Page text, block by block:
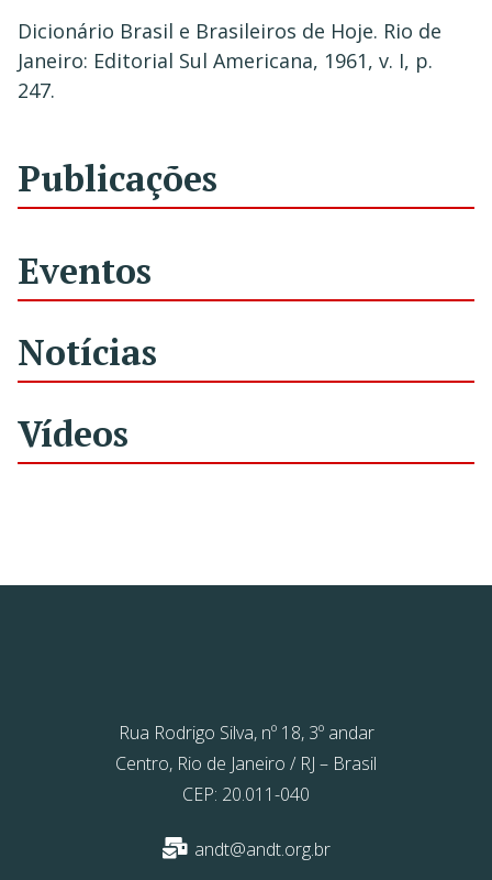
Dicionário Brasil e Brasileiros de Hoje. Rio de
Janeiro: Editorial Sul Americana, 1961, v. I, p.
247.
Publicações
Eventos
Notícias
Vídeos
Rua Rodrigo Silva, nº 18, 3º andar
Centro, Rio de Janeiro / RJ – Brasil
CEP: 20.011-040
andt@andt.org.br